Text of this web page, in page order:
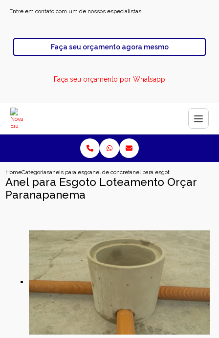
Entre em contato com um de nossos especialistas!
Faça seu orçamento agora mesmo
Faça seu orçamento por Whatsapp
HomeCategoriasaneis para esgotoanel de concreto para poco de visita
anel para esgoto loteamento
Anel para Esgoto Loteamento Orçar
Paranapanema